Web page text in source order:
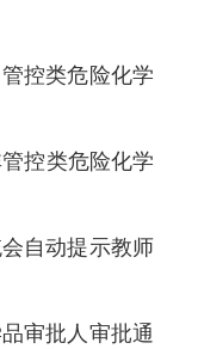
控类危险化学
控类危险化学
自动提示教师
审批人审批通